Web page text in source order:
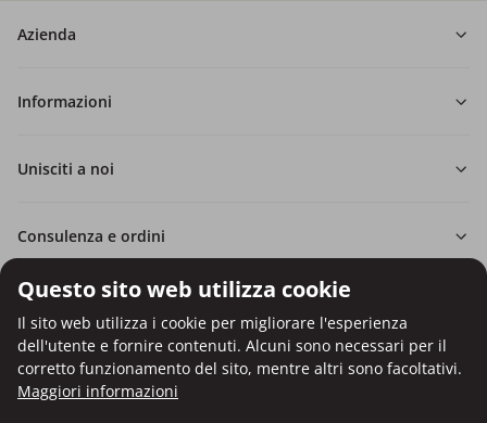
Questo sito web utilizza cookie
Il sito web utilizza i cookie per migliorare l'esperienza
dell'utente e fornire contenuti. Alcuni sono necessari per il
corretto funzionamento del sito, mentre altri sono facoltativi.
Maggiori informazioni
Azienda
Informazioni
Unisciti a noi
Consulenza e ordini
Pagamento con carta di credito.
Protezione dei dati personali tramite crittografia SSL.